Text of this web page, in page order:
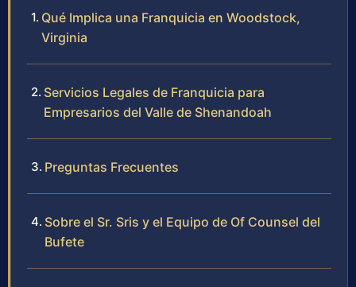
Qué Implica una Franquicia en Woodstock,
Virginia
Servicios Legales de Franquicia para
Empresarios del Valle de Shenandoah
Preguntas Frecuentes
Sobre el Sr. Sris y el Equipo de Of Counsel del
Bufete